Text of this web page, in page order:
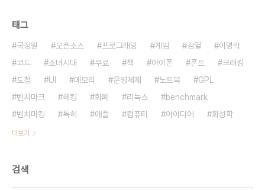
태그
국정원 오픈소스 프로그래밍 게임 검열
이명박
코드
소녀시대 무료 책 아이폰 폰트
크래킹
도청
UI 메모리 운영체제 노트북
GPL
벤치마크
해킹 화폐 리눅스
benchmark
벤치마킹
특허 애플 컴퓨터 아이디어 화성학
더보기
검색